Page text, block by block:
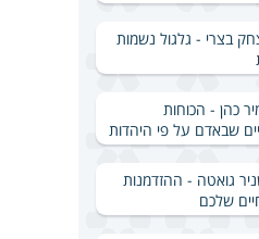
בצרי - גלגול נשמות
כהן - הכוחות
שבאדם על פי היהדות
גואטה - ההזדמנות
שלכם